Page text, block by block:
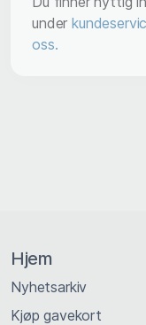
under
oss.
Hjem
Nyhetsarkiv
Kjøp gavekort